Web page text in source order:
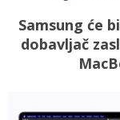
Samsung će
dobavljač